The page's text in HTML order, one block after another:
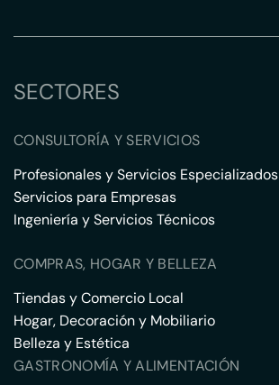
SECTORES
CONSULTORÍA Y SERVICIOS
Profesionales y Servicios Especializados
Servicios para Empresas
Ingeniería y Servicios Técnicos
COMPRAS, HOGAR Y BELLEZA
Tiendas y Comercio Local
Hogar, Decoración y Mobiliario
Belleza y Estética
GASTRONOMÍA Y ALIMENTACIÓN